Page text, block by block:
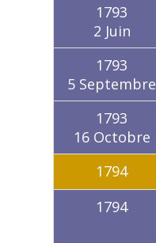
1793
2 Juin
1793
5 Septembre
1793
16 Octobre
1794
1794